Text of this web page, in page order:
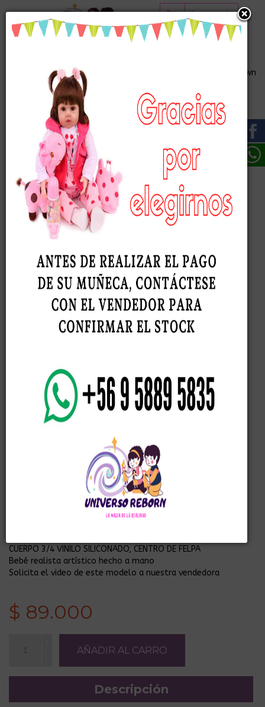
Carro vacío
Princesas Viny Patience con Síndrome de Down
Modelo Maddie Sofi
CUERPO 3/4 VINILO SILICONADO, CENTRO DE FELPA
Bebé realista artístico hecho a mano
Solicita el video de este modelo a nuestra vendedora
$ 89.000
Descripción